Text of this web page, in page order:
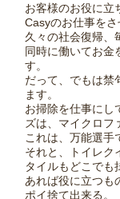
お客様のお役に立
Casyのお仕事を
久々の社会復帰、
同時に働いてお金
す。
だって、でもは禁
ます。
お掃除を仕事にし
ズは、マイクロフ
これは、万能選手
それと、トイレク
タイルもどこでも
あれば役に立つも
ポイ捨て出来る。